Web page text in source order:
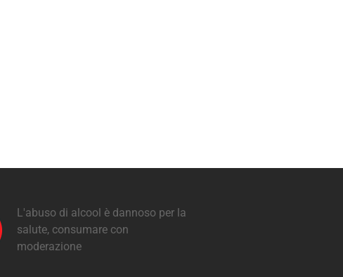
L'abuso di alcool è dannoso per la
salute, consumare con
moderazione